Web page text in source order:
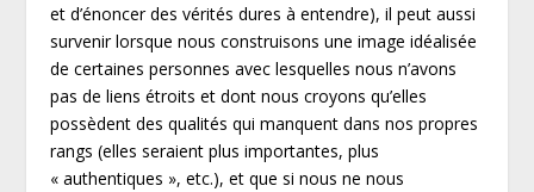
et d’énoncer des vérités dures à entendre), il peut aussi
survenir lorsque nous construisons une image idéalisée
de certaines personnes avec lesquelles nous n’avons
pas de liens étroits et dont nous croyons qu’elles
possèdent des qualités qui manquent dans nos propres
rangs (elles seraient plus importantes, plus
« authentiques », etc.), et que si nous ne nous